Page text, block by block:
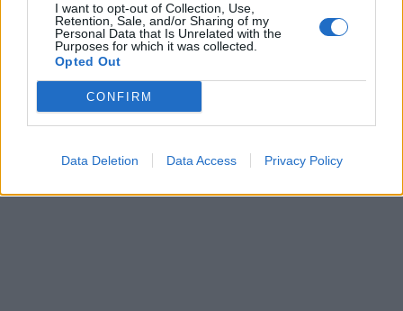
I want to opt-out of Collection, Use,
Retention, Sale, and/or Sharing of my
Personal Data that Is Unrelated with the
Purposes for which it was collected.
Opted Out
CONFIRM
Data Deletion Data Access Privacy Policy
Quand il refroidit un peu, l’applique sur la zone à
traiter.Attendez quelques minutes jusqu’à ce que le
masque sec, puis se débarrasse-le.